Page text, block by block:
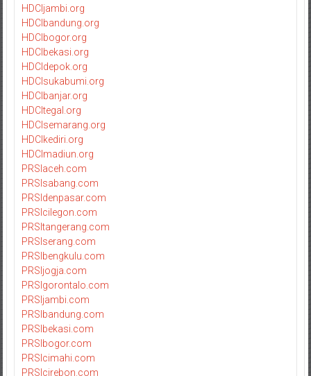
HDCIjambi.org
HDCIbandung.org
HDCIbogor.org
HDCIbekasi.org
HDCIdepok.org
HDCIsukabumi.org
HDCIbanjar.org
HDCItegal.org
HDCIsemarang.org
HDCIkediri.org
HDCImadiun.org
PRSIaceh.com
PRSIsabang.com
PRSIdenpasar.com
PRSIcilegon.com
PRSItangerang.com
PRSIserang.com
PRSIbengkulu.com
PRSIjogja.com
PRSIgorontalo.com
PRSIjambi.com
PRSIbandung.com
PRSIbekasi.com
PRSIbogor.com
PRSIcimahi.com
PRSIcirebon.com